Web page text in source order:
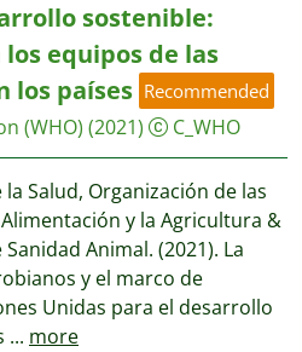
sostenible:
equipos de las
los países Recommended
(WHO) (2021) C_WHO
Salud, Organización de las
y la Agricultura &
Animal. (‎2021)‎. La
y el marco de
Unidas para el desarrollo
... more